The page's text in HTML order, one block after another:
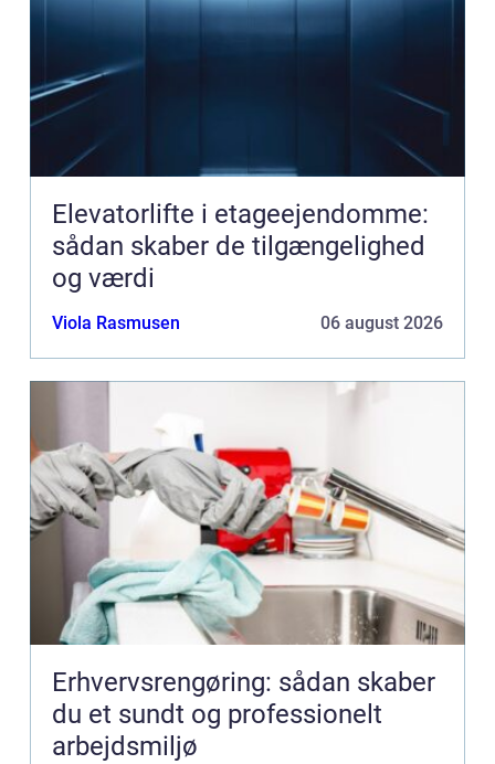
Elevatorlifte i etageejendomme:
sådan skaber de tilgængelighed
og værdi
Viola Rasmusen 06 august 2026
Erhvervsrengøring: sådan skaber
du et sundt og professionelt
arbejdsmiljø